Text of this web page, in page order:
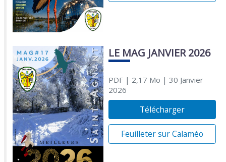
LE MAG JANVIER 2026
PDF| 2,17 Mo | 30 Janvier
2026
Télécharger
Feuilleter sur Calaméo